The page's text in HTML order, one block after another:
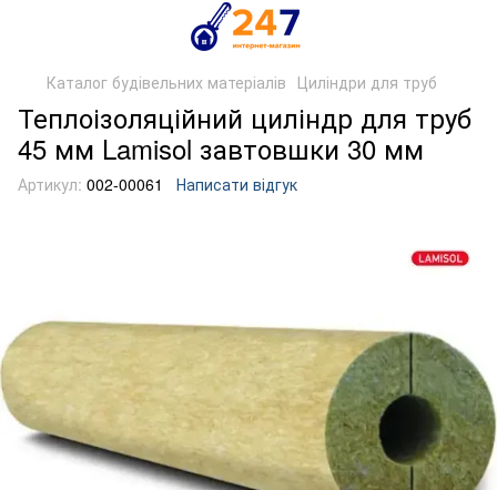
Каталог будівельних матеріалів Циліндри для труб
Теплоізоляційний циліндр для труб
45 мм Lamisol завтовшки 30 мм
Артикул: 002-00061 Написати відгук